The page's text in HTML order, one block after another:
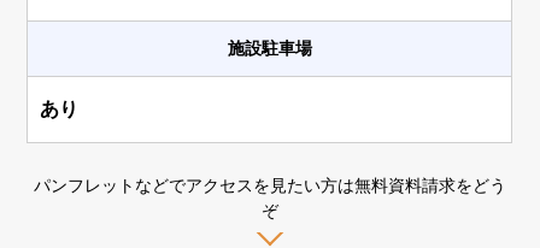
施設駐車場
あり
パンフレットなどでアクセスを見たい方は無料資料請求をどう
ぞ